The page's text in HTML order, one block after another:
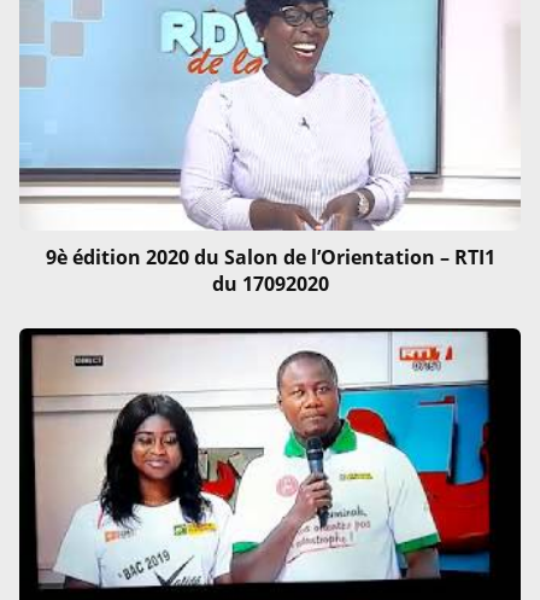
9è édition 2020 du Salon de l’Orientation – RTI1
du 17092020